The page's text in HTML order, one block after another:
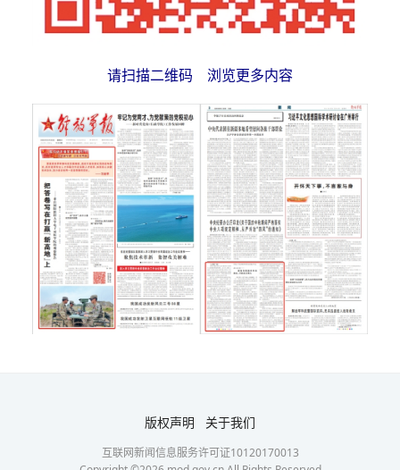
请扫描二维码 浏览更多内容
版权声明 关于我们
互联网新闻信息服务许可证10120170013